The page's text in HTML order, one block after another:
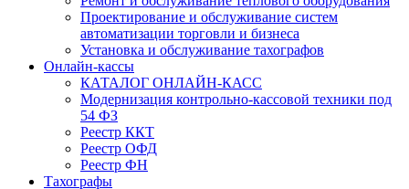
Проектирование и обслуживание систем
автоматизации торговли и бизнеса
Установка и обслуживание тахографов
Онлайн-кассы
КАТАЛОГ ОНЛАЙН-КАСС
Модернизация контрольно-кассовой техники под
54 ФЗ
Реестр ККТ
Реестр ОФД
Реестр ФН
Тахографы